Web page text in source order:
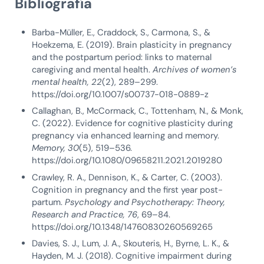
Barba-Müller, E., Craddock, S., Carmona, S., &
Hoekzema, E. (2019). Brain plasticity in pregnancy
and the postpartum period: links to maternal
caregiving and mental health.Archives of women’s
mental health, 22(2), 289–299.
https://doi.org/10.1007/s00737-018-0889-z
Callaghan, B., McCormack, C., Tottenham, N., & Monk,
C. (2022). Evidence for cognitive plasticity during
pregnancy via enhanced learning and memory.
Memory, 30(5), 519–536.
https://doi.org/10.1080/09658211.2021.2019280
Crawley, R. A., Dennison, K., & Carter, C. (2003).
Cognition in pregnancy and the first year post-
partum.Psychology and Psychotherapy: Theory,
Research and Practice, 76, 69–84.
https://doi.org/10.1348/14760830260569265
Davies, S. J., Lum, J. A., Skouteris, H., Byrne, L. K., &
Hayden, M. J. (2018). Cognitive impairment during